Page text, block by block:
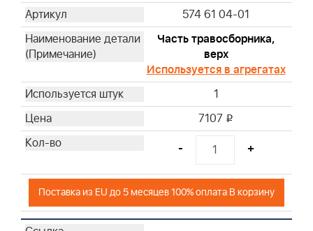
574 61 04-01
Часть травосборника,
верх
Используется в агрегатах
1
7107 i
- +
Поставка из EU до 5 месяцев 100% оплата В корзину